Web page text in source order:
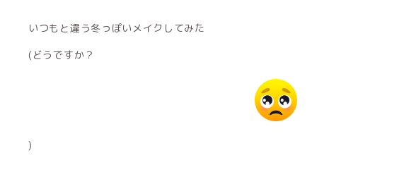
いつもと違う冬っぽいメイクしてみた
(どうですか？
)